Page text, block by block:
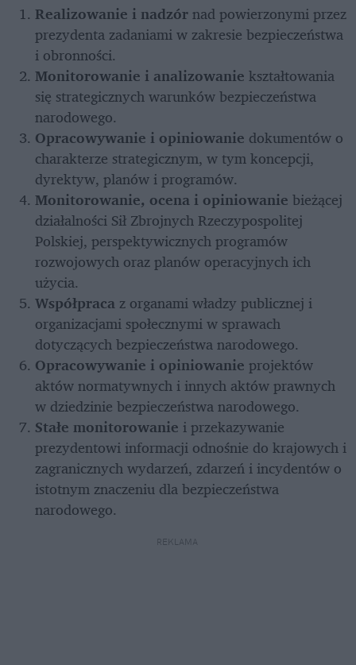
Realizowanie i nadzór nad powierzonymi przez
prezydenta zadaniami w zakresie bezpieczeństwa
i obronności.
Monitorowanie i analizowanie kształtowania
się strategicznych warunków bezpieczeństwa
narodowego.
Opracowywanie i opiniowanie dokumentów o
charakterze strategicznym, w tym koncepcji,
dyrektyw, planów i programów.
Monitorowanie, ocena i opiniowanie bieżącej
działalności Sił Zbrojnych Rzeczypospolitej
Polskiej, perspektywicznych programów
rozwojowych oraz planów operacyjnych ich
użycia.
Współpraca z organami władzy publicznej i
organizacjami społecznymi w sprawach
dotyczących bezpieczeństwa narodowego.
Opracowywanie i opiniowanie projektów
aktów normatywnych i innych aktów prawnych
w dziedzinie bezpieczeństwa narodowego.
Stałe monitorowanie i przekazywanie
prezydentowi informacji odnośnie do krajowych i
zagranicznych wydarzeń, zdarzeń i incydentów o
istotnym znaczeniu dla bezpieczeństwa
narodowego.
REKLAMA